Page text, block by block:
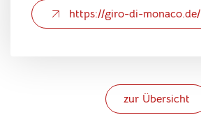
https://giro-di-monaco.de/
zur Übersicht